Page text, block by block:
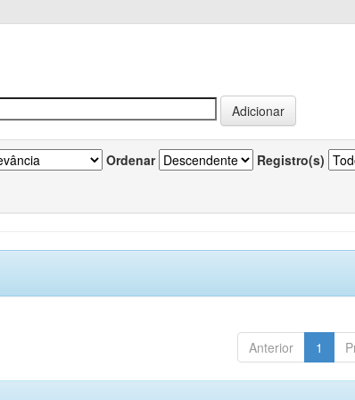
Ordenar Registro(s)
Anterior 1